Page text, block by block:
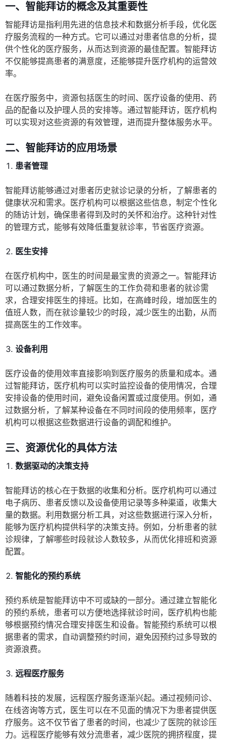
一、智能拜访的概念及其重要性
智能拜访是指利用先进的信息技术和数据分析手段，优化医
疗服务流程的一种方式。它可以通过对患者信息的分析，提
供个性化的医疗服务，从而达到资源的最佳配置。智能拜访
不仅能够提高患者的满意度，还能够提升医疗机构的运营效
率。
在医疗服务中，资源包括医生的时间、医疗设备的使用、药
品的配备以及护理人员的安排等。通过智能拜访，医疗机构
可以实现对这些资源的有效管理，进而提升整体服务水平。
二、智能拜访的应用场景
患者管理
智能拜访能够通过对患者历史就诊记录的分析，了解患者的
健康状况和需求。医疗机构可以根据这些信息，制定个性化
的随访计划，确保患者得到及时的关怀和治疗。这种针对性
的管理方式，能够有效降低重复就诊率，节省医疗资源。
医生安排
在医疗机构中，医生的时间是最宝贵的资源之一。智能拜访
可以通过数据分析，了解医生的工作负荷和患者的就诊需
求，合理安排医生的排班。比如，在高峰时段，增加医生的
值班人数，而在就诊量较少的时段，减少医生的出勤，从而
提高医生的工作效率。
设备利用
医疗设备的使用效率直接影响到医疗服务的质量和成本。通
过智能拜访，医疗机构可以实时监控设备的使用情况，合理
安排设备的使用时间，避免设备闲置或过度使用。例如，通
过数据分析，了解某种设备在不同时间段的使用频率，医疗
机构可以根据这些数据进行设备的调配和维护。
三、资源优化的具体方法
数据驱动的决策支持
智能拜访的核心在于数据的收集和分析。医疗机构可以通过
电子病历、患者反馈以及设备使用记录等多种渠道，收集大
量的数据。利用数据分析工具，对这些数据进行深入分析，
能够为医疗机构提供科学的决策支持。例如，分析患者的就
诊规律，了解哪些时段就诊人数较多，从而优化排班和资源
配置。
智能化的预约系统
预约系统是智能拜访中不可或缺的一部分。通过建立智能化
的预约系统，患者可以方便地选择就诊时间，医疗机构也能
够根据预约情况合理安排医生和设备。智能预约系统可以根
据患者的需求，自动调整预约时间，避免因预约过多导致的
资源浪费。
远程医疗服务
随着科技的发展，远程医疗服务逐渐兴起。通过视频问诊、
在线咨询等方式，医生可以在不见面的情况下为患者提供医
疗服务。这不仅节省了患者的时间，也减少了医院的就诊压
力。远程医疗能够有效分流患者，减少医院的拥挤程度，提